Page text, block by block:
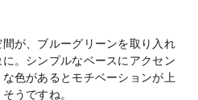
が、ブルーグリーンを取り入れ
。シンプルなベースにアクセン
色があるとモチベーションが上
うですね。